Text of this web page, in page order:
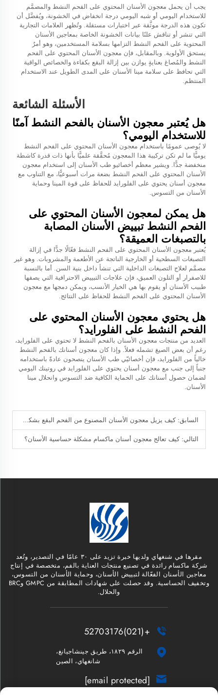
يجب أن يحمل معجون الأسنان المحتوي على الفحم النشط والمصمَّم
للاستخدام اليومي أو شبه اليومي درجة انخفاض في الخشونة، ويُفضَّل أن
تكون هذه الدرجة موثَّقة عبر اختبارات مستقلة. وتُظهر العلامات التجارية
التي تنشر أو تناقش علنًا بيانات الخشونة الخاصة بمعاجين الأسنان
المحتوية على الفحم النشط التزامها بسلامة المستخدمين، وهو أمرٌ
يستحق الأولوية. وبالمقابل، فإن معجون الأسنان المحتوي على الفحم
النشط والمُصاغ بعنايةٍ يوازن بين إزالة البقع بكفاءة والخصائص الواقية
التي تحافظ على سلامة مينا الأسنان على المدى الطويل عند الاستخدام
المنتظم.
الأسئلة الشائعة
هل يُعتبر معجون الأسنان بالفحم النشط آمنًا
للاستخدام اليومي؟
لا يُوصى عمومًا باستخدام معجون الأسنان المحتوي على الفحم النشط
يوميًّا ما لم تكن تركيبة هذا المعجون مُحقَّقة علميًّا بأنها ذات قدرة كاشطة
منخفضة جدًّا. ويشير معظم أخصائيو طب الأسنان إلى استخدام معجون
الأسنان المحتوي على الفحم النشط بضعة مرات أسبوعيًّا، مع التناوب مع
معجون أسنان يحتوي على الفلورايد للحفاظ على قوة المينا وحماية
الأسنان من التسوس.
هل يمكن لمعجون الأسنان المحتوي على
الفحم النشط تبييض الأسنان المصابة
بالتصبغات العميقة؟
يُعتبر معجون الأسنان المحتوي على الفحم النشط فعّالًا جدًّا في إزالة
التصبغات السطحية أو الخارجية الناتجة عن الأطعمة والمشروبات. وهو غير
مصمَّم لعلاج التصبغات الداخلية التي تنشأ داخل بنية السن. أما بالنسبة
للاصفرار أو التلون العميق، فإن علاجات التبييض الاحترافية التي يصفها
طبيب الأسنان أو يقوم بها هي الخيار الأنسب، ويمكن دمجها مع معجون
الأسنان المحتوي على الفحم النشط للحفاظ على النتائج.
هل يحتوي معجون الأسنان المحتوي على
الفحم النشط على الفلورايد؟
العديد من منتجات معجون الأسنان بالفحم النشط لا تحتوي على الفلورايد،
رغم أن بعض الصيغ تشمله فعلاً. وإذا كان معجون أسنانك بالفحم النشط
خالياً من الفلورايد، فإن أخصائيّي طب الأسنان ينصحون عادةً باستخدامه
جنباً إلى جنب مع معجون أسنان يحتوي على الفلورايد في روتينك اليومي
لضمان حصول أسنانك على الحماية الكافية ضد التسوس وانحلال مينا
الأسنان.
السابق:كيف يزيل معجون الأسنان المصنوع من الفحم البقع بشكل طبيعي؟
التالي:كيف تعالج معجون أسنان ماكسام مشكلة حساسية الأسنان؟
مقرها في شنغهاي ولديها خبرة تزيد على ٣٠ عامًا في التصدير، وتُعد
شركة ماكسام رائدة في تصنيع منتجات العناية بالفم، متخصصة في إنتاج
معاجين الأسنان الفعّالة لتبييض الأسنان، وحماية الأسنان من التسوس،
وتخفيف الحساسية. وقد حصلت على شهادات المطابقة من GMPC وBRC
والحلال.

+(021)52703176

الرقم ١٨٢٩، طريق جينشاجيانغ،
شانغهاي، الصين

[email protected]